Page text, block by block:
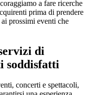
a fare ricerche
prima di prendere
prossimi eventi che
di
soddisfatti
concerti e spettacoli,